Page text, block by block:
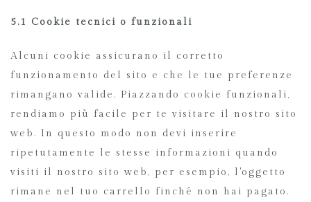
5.1 Cookie tecnici o funzionali
Alcuni cookie assicurano il corretto
funzionamento del sito e che le tue preferenze
rimangano valide. Piazzando cookie funzionali,
rendiamo più facile per te visitare il nostro sito
web. In questo modo non devi inserire
ripetutamente le stesse informazioni quando
visiti il nostro sito web, per esempio, l'oggetto
rimane nel tuo carrello finché non hai pagato.